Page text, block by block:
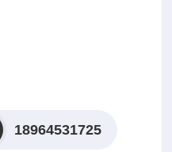
18964531725